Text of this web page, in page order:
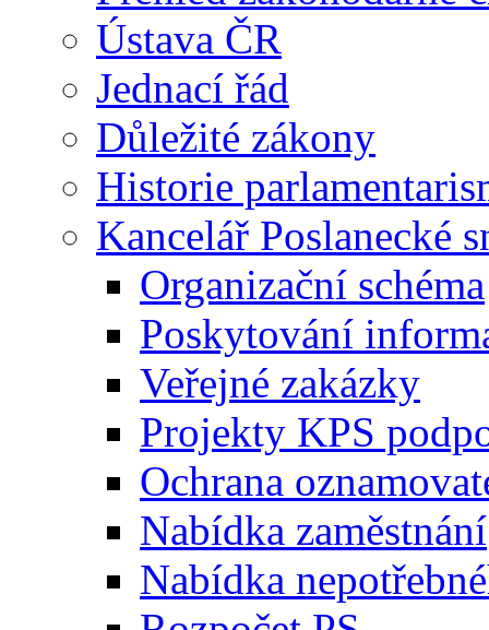
Ústava ČR
Jednací řád
Důležité zákony
Historie
Kancelář Poslanecké
Organizační schéma
Poskytování
Veřejné zakázky
Projekty KPS
Ochrana
Nabídka zaměstnání
Nabídka